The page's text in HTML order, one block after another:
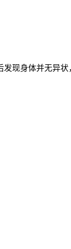
现身体并无异